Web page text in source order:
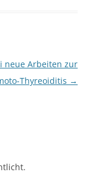
neue Arbeiten zur
Thyreoiditis →